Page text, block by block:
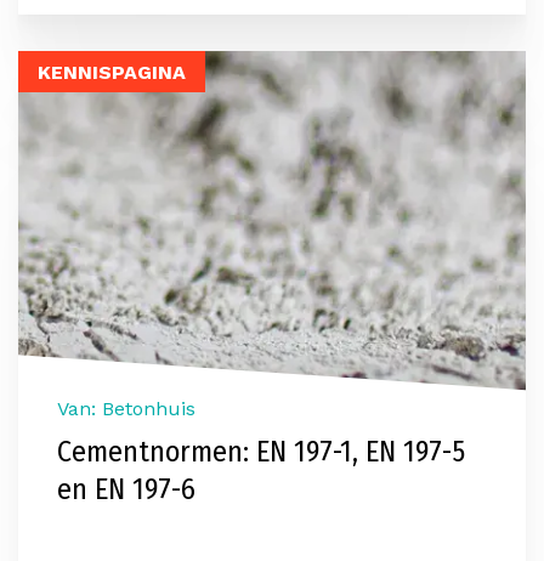
KENNISPAGINA
Van: Betonhuis
Cementnormen: EN 197-1, EN 197-5
en EN 197-6